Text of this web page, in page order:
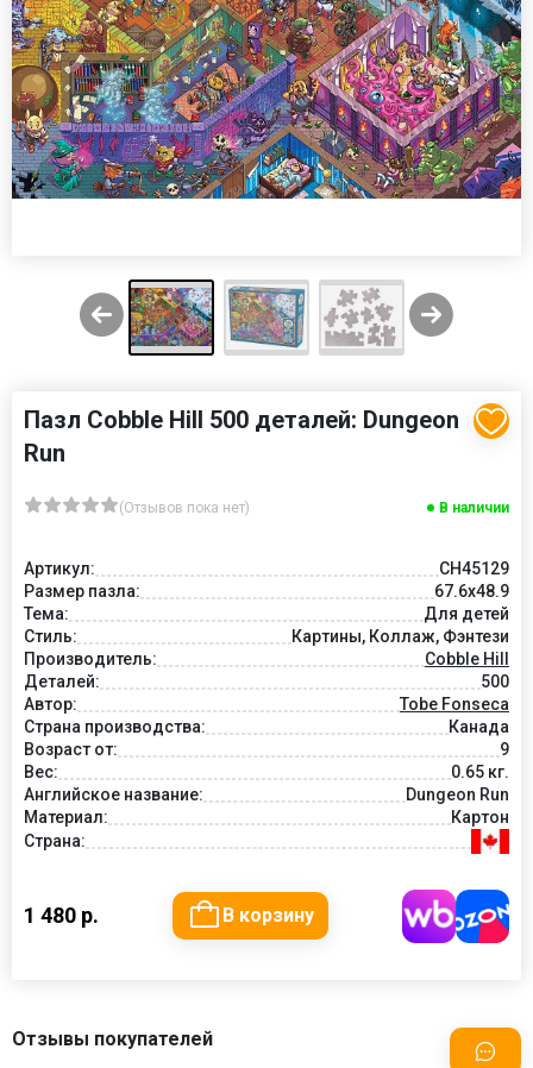
Пазл Cobble Hill 500 деталей: Dungeon
Run
(Отзывов пока нет) В наличии
Артикул:
CH45129
Размер пазла:
67.6x48.9
Тема:
Для детей
Стиль:
Картины, Коллаж, Фэнтези
Производитель:
Cobble Hill
Деталей:
500
Автор:
Tobe Fonseca
Страна производства:
Канада
Возраст от:
9
Вес:
0.65 кг.
Английское название:
Dungeon Run
Материал:
Картон
Страна:
1 480 р. В корзину
Отзывы покупателей